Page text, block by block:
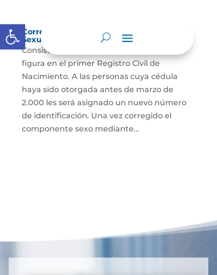
Abrir barra de herramientas
Corrección Componente de Identidad
Sexual en el Registro Civil de Nacimiento
Consiste en el cambio legal del sexo que
figura en el primer Registro Civil de
Nacimiento. A las personas cuya cédula
haya sido otorgada antes de marzo de
2.000 les será asignado un nuevo número
de identificación. Una vez corregido el
componente sexo mediante...